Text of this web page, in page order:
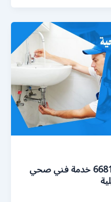
رقم صحي العديلية 66817766 خدمة فني صحي